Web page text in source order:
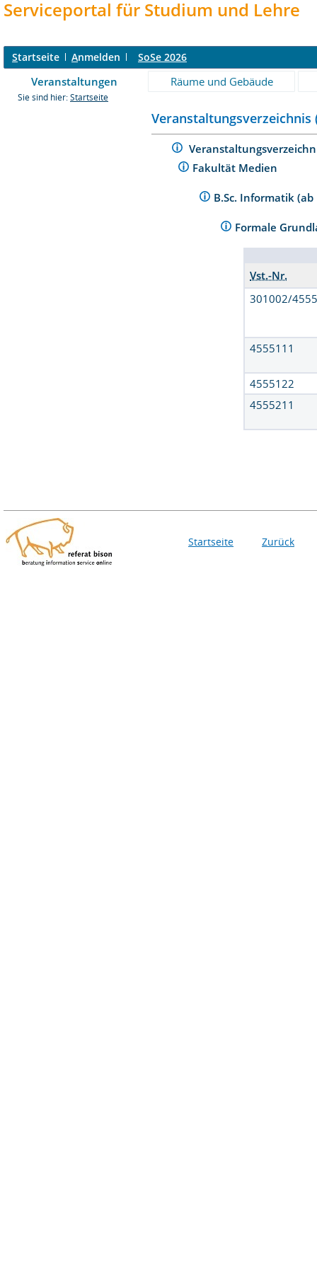
Serviceportal für Studium und Lehre
Startseite Anmelden SoSe 2026
Veranstaltungen Räume und Gebäude
Sie sind hier: Startseite
Veranstaltungsverzeichnis
Fakultät Medien
B.Sc. Informatik
Formale
Vst.-Nr.
301002/
4555111
4555122
4555211
Startseite Zurück